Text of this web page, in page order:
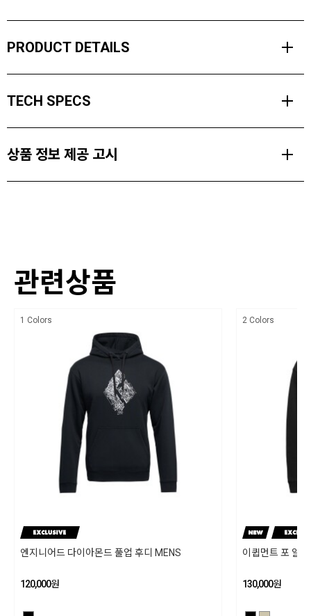
PRODUCT DETAILS
것을 번거롭게 느끼는 클라이머를 위해, 블랙다이아몬드 모멘텀은 쉽
고 빠르게 사이즈 조절 가능한 디자인을 제공합니다.
이미 선이 끼워진 스피드 어저스트 허리띠 버클은 결합할 때 시간을
의 가장 인기 있는 올라운더입니다.
PRODUCT FEATURES
빠르고 쉽게 사이즈 조절 가능한 허리 벨트
허리 벨트는 듀얼 코어 공법으로 편안하며 통기성이 뛰어남
빠르고 쉽게 사이즈 조절 가능한 트랙핏(trakFIT™) 레그 루프
조절 가능한 다리 벨트 고정 밴드
4개의 성형 기어 루프
TECH SPECS
300g (M사이즈 기준)
상품 정보 제공 고시
상세설명참조
20% Poly Fabric, 20% Nylon Fabric, 20% CLPE Foam, 20% Nylon
Webbing, 10% Nylon Webbing, 5% Aluminum, 5% Urethane Tube
상세설명참조
동일모델의 출시년월
제조자
제조국
관련상품
1 Colors
엔지니어드 다이아몬드 풀업 후디 MENS
120,000원
2 Colors
이큅먼트 포 알
130,000원